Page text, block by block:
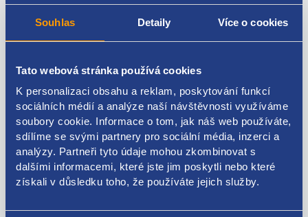
Souhlas Detaily Více o cookies
Tato webová stránka používá cookies
K personalizaci obsahu a reklam, poskytování funkcí
sociálních médií a analýze naší návštěvnosti využíváme
soubory cookie. Informace o tom, jak náš web používáte,
sdílíme se svými partnery pro sociální média, inzerci a
analýzy. Partneři tyto údaje mohou zkombinovat s
dalšími informacemi, které jste jim poskytli nebo které
získali v důsledku toho, že používáte jejich služby.
Renault original:
Kódy produktu
215013265R